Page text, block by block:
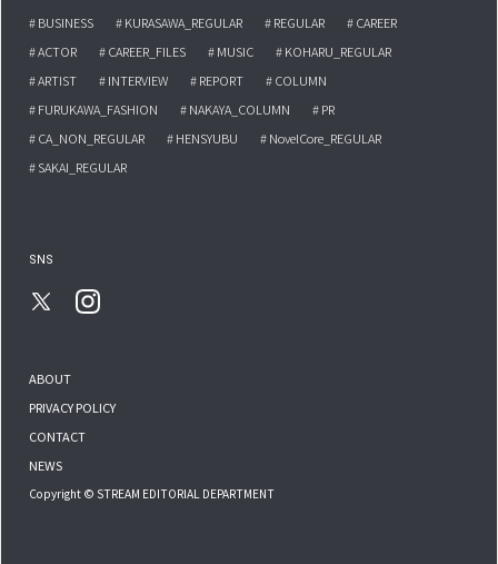
# BUSINESS # KURASAWA_REGULAR # REGULAR
# CAREER
# ACTOR
# CAREER_FILES # MUSIC
# KOHARU_REGULAR
# ARTIST
# INTERVIEW # REPORT
# COLUMN
# FURUKAWA_FASHION
# NAKAYA_COLUMN
# PR
# CA_NON_REGULAR
# HENSYUBU
# NovelCore_REGULAR
# SAKAI_REGULAR
SNS
ABOUT
PRIVACY POLICY
CONTACT
NEWS
Copyright © STREAM EDITORIAL DEPARTMENT